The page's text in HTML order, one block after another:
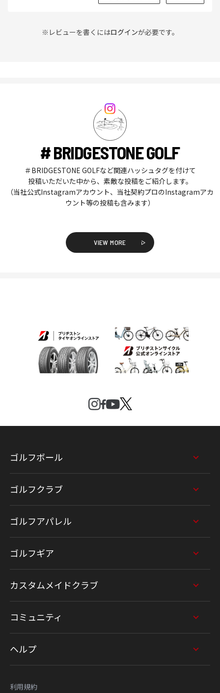
※レビューを書くにはログインが必要です。
# BRIDGESTONE GOLF
＃BRIDGESTONE GOLFなど関連ハッシュタグを付けて
投稿いただいた中から、素敵な投稿をご紹介します。
（当社公式Instagramアカウント、当社契約プロのInstagramアカ
ウント等の投稿も含みます）
VIEW MORE
ゴルフボール
ゴルフクラブ
ゴルフアパレル
ゴルフギア
カスタムメイドクラブ
コミュニティ
ヘルプ
利用規約